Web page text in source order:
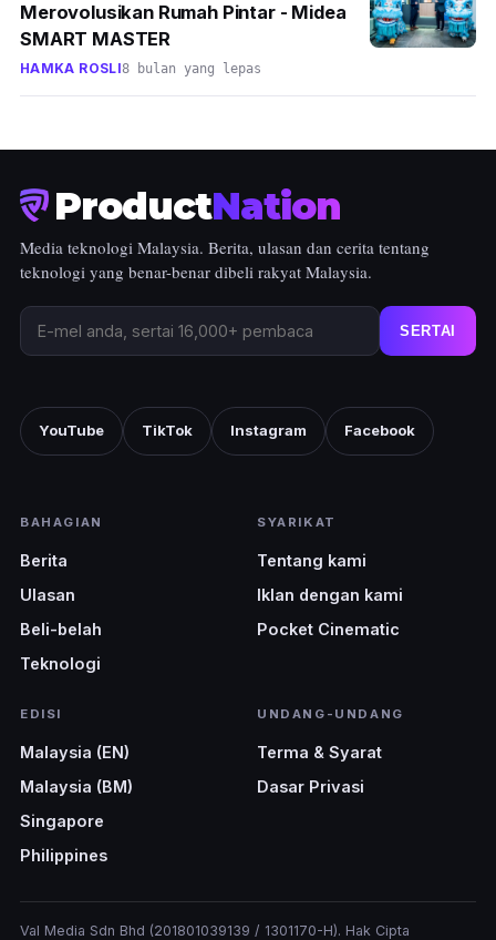
Merovolusikan Rumah Pintar - Midea
SMART MASTER
HAMKA ROSLI8 bulan yang lepas
ProductNation
Media teknologi Malaysia. Berita, ulasan dan cerita tentang
teknologi yang benar-benar dibeli rakyat Malaysia.
SERTAI
YouTube TikTok Instagram Facebook
BAHAGIAN
Berita
Ulasan
Beli-belah
Teknologi
SYARIKAT
Tentang kami
Iklan dengan kami
Pocket Cinematic
EDISI
Malaysia (EN)
Malaysia (BM)
Singapore
Philippines
UNDANG-UNDANG
Terma & Syarat
Dasar Privasi
Val Media Sdn Bhd (201801039139 / 1301170-H). Hak Cipta